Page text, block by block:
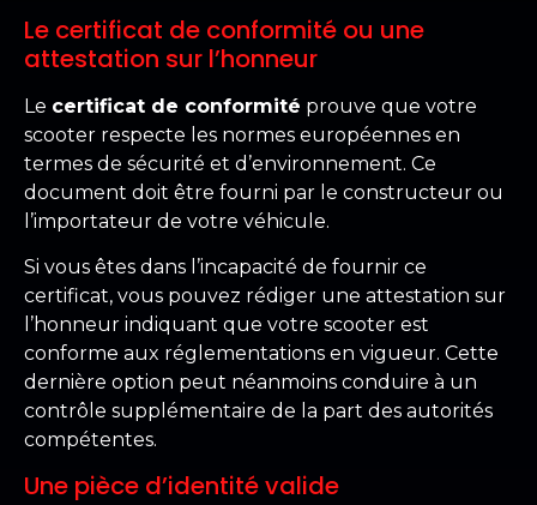
Le certificat de conformité ou une
attestation sur l’honneur
Le certificat de conformité prouve que votre
scooter respecte les normes européennes en
termes de sécurité et d’environnement. Ce
document doit être fourni par le constructeur ou
l’importateur de votre véhicule.
Si vous êtes dans l’incapacité de fournir ce
certificat, vous pouvez rédiger une attestation sur
l’honneur indiquant que votre scooter est
conforme aux réglementations en vigueur. Cette
dernière option peut néanmoins conduire à un
contrôle supplémentaire de la part des autorités
compétentes.
Une pièce d’identité valide